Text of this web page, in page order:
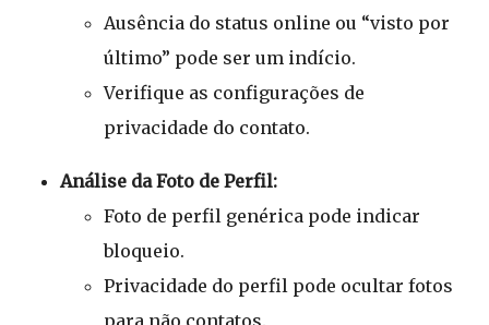
Ausência do status online ou “visto por
último” pode ser um indício.
Verifique as configurações de
privacidade do contato.
Análise da Foto de Perfil:
Foto de perfil genérica pode indicar
bloqueio.
Privacidade do perfil pode ocultar fotos
para não contatos.